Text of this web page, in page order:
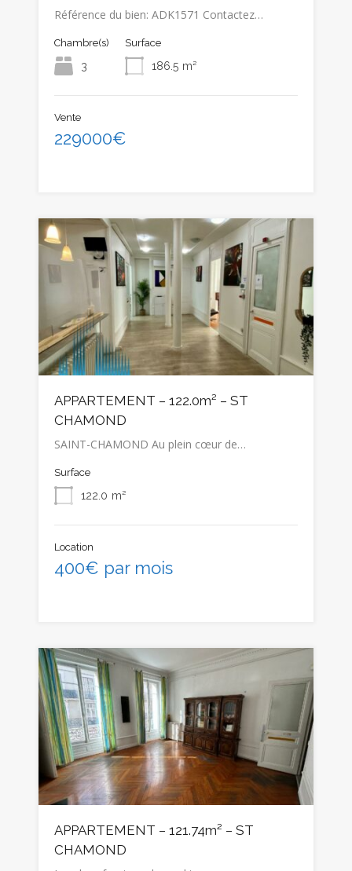
Référence du bien: ADK1571 Contactez…
Chambre(s)
3
Surface
186.5 m²
Vente
229000€
APPARTEMENT – 122.0m² – ST
CHAMOND
SAINT-CHAMOND Au plein cœur de…
Surface
122.0 m²
Location
400€ par mois
APPARTEMENT – 121.74m² – ST
CHAMOND